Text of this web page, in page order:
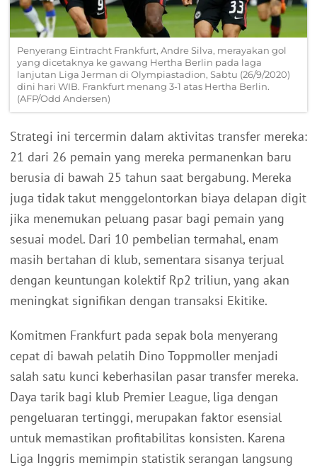
Penyerang Eintracht Frankfurt, Andre Silva, merayakan gol
yang dicetaknya ke gawang Hertha Berlin pada laga
lanjutan Liga Jerman di Olympiastadion, Sabtu (26/9/2020)
dini hari WIB. Frankfurt menang 3-1 atas Hertha Berlin.
(AFP/Odd Andersen)
Strategi ini tercermin dalam aktivitas transfer mereka:
21 dari 26 pemain yang mereka permanenkan baru
berusia di bawah 25 tahun saat bergabung. Mereka
juga tidak takut menggelontorkan biaya delapan digit
jika menemukan peluang pasar bagi pemain yang
sesuai model. Dari 10 pembelian termahal, enam
masih bertahan di klub, sementara sisanya terjual
dengan keuntungan kolektif Rp2 triliun, yang akan
meningkat signifikan dengan transaksi Ekitike.
Komitmen Frankfurt pada sepak bola menyerang
cepat di bawah pelatih Dino Toppmoller menjadi
salah satu kunci keberhasilan pasar transfer mereka.
Daya tarik bagi klub Premier League, liga dengan
pengeluaran tertinggi, merupakan faktor esensial
untuk memastikan profitabilitas konsisten. Karena
Liga Inggris memimpin statistik serangan langsung